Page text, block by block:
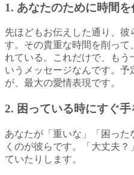
1. あなたのために時間
先ほどもお伝えした通り、
す。その貴重な時間を削って
れている。これだけで、もう
いうメッセージなんです。
が、最大の愛情表現です。
2. 困っている時にすぐ
あなたが「重いな」「困っ
くのが彼らです。「大丈夫
ていたりします。